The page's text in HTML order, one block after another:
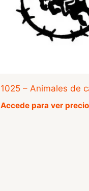
1025 – Animales de
Accede para ver precio